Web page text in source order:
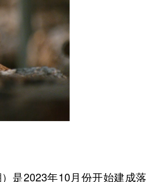
是2023年10月份开始建成落